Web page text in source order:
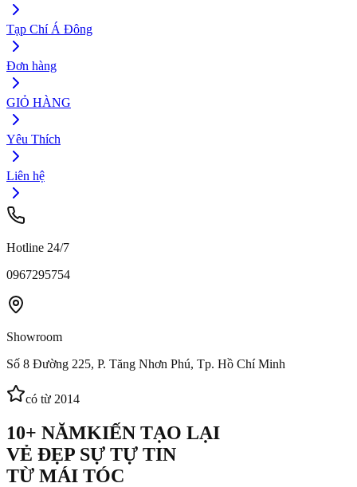
Tạp Chí Á Đông
Đơn hàng
GIỎ HÀNG
Yêu Thích
Liên hệ
Hotline 24/7
0967295754
Showroom
Số 8 Đường 225, P. Tăng Nhơn Phú, Tp. Hồ Chí Minh
có từ 2014
10+ NĂMKIẾN TẠO LẠI
VẺ ĐẸP SỰ TỰ TIN
TỪ MÁI TÓC